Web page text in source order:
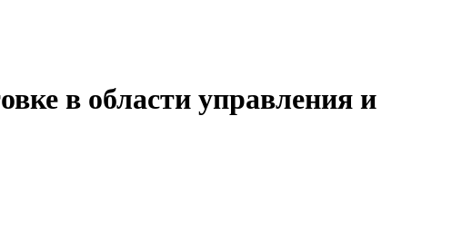
в области управления и